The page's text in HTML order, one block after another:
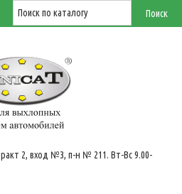
2, вход №3, п-н № 211. Вт-Вс 9.00-